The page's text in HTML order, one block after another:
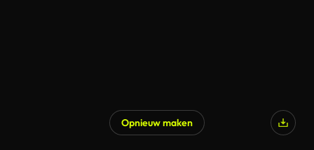
Opnieuw maken